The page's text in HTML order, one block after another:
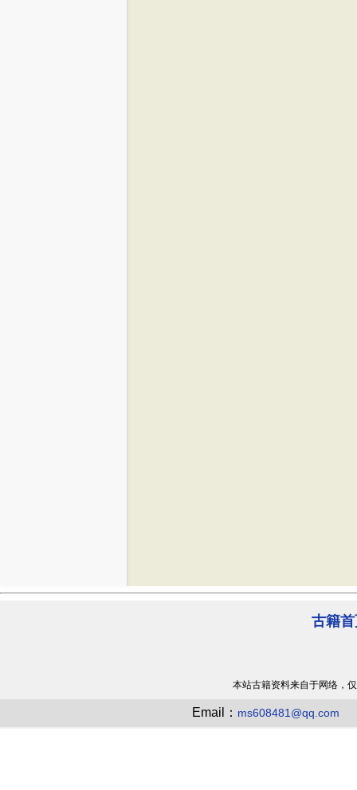
古籍
本站古籍资料来自于网络，
Email： ms608481@qq.com